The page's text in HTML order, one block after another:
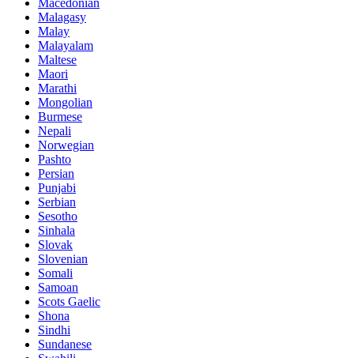
Macedonian
Malagasy
Malay
Malayalam
Maltese
Maori
Marathi
Mongolian
Burmese
Nepali
Norwegian
Pashto
Persian
Punjabi
Serbian
Sesotho
Sinhala
Slovak
Slovenian
Somali
Samoan
Scots Gaelic
Shona
Sindhi
Sundanese